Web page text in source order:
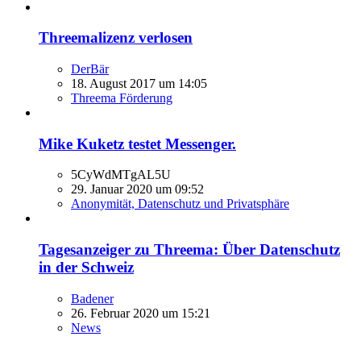
Threemalizenz verlosen
DerBär
18. August 2017 um 14:05
Threema Förderung
Mike Kuketz testet Messenger.
5CyWdMTgAL5U
29. Januar 2020 um 09:52
Anonymität, Datenschutz und Privatsphäre
Tagesanzeiger zu Threema: Über Datenschutz
in der Schweiz
Badener
26. Februar 2020 um 15:21
News